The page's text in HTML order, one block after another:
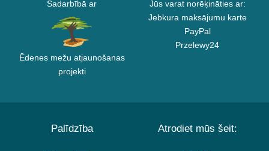
Sadarbībā ar
Ēdenes mežu atjaunošanas
projekti
Jūs varat norēķināties ar:
Jebkura maksājumu karte
PayPal
Przelewy24
Palīdzība Atrodiet mūs šeit: